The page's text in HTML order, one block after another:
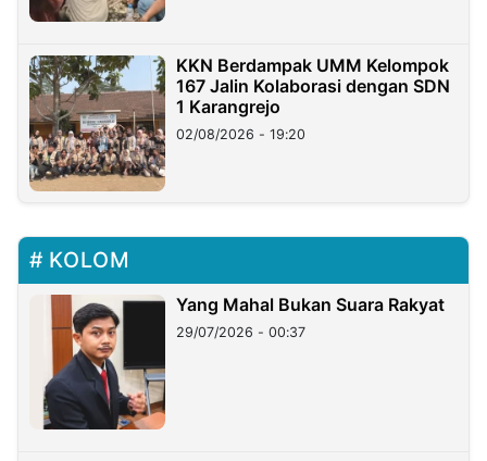
KKN Berdampak UMM Kelompok
167 Jalin Kolaborasi dengan SDN
1 Karangrejo
02/08/2026 - 19:20
KOLOM
Yang Mahal Bukan Suara Rakyat
29/07/2026 - 00:37